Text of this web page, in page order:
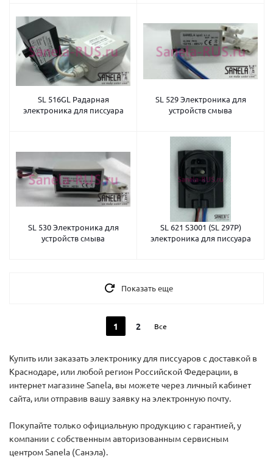
SL 516GL Радарная
электроника для писсуара
SL 529 Электроника для
устройств смыва
SL 530 Электроника для
устройств смыва
SL 621 S3001 (SL 297P)
электроника для писсуара
Показать еще
1 2 Все
Купить или заказать электронику для писсуаров с доставкой в
Краснодаре, или любой регион Российской Федерации, в
интернет магазине Sanela, вы можете через личный кабинет
сайта, или отправив вашу заявку на электронную почту.
Покупайте только официальную продукцию с гарантией, у
компании с собственным авторизованным сервисным
центром Sanela (Санэла).